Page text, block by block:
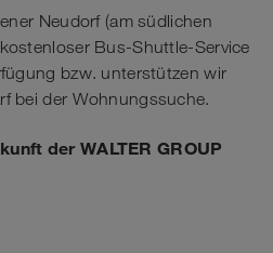
Neudorf (am südlichen
Bus-Shuttle-Service
bzw. unterstützen wir
bei der Wohnungssuche.
der WALTER GROUP